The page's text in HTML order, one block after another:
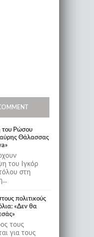
του Ρώσου
Θάλασσας
του Ιγκόρ
στη
πολιτικούς
«Δεν θα
τους
για τους